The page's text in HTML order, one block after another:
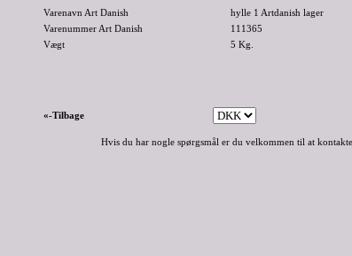
Varenavn Art Danish
hylle 1 Artdanish lager
Varenummer Art Danish
111365
Vægt
5 Kg.
«-Tilbage
Hvis du har nogle spørgsmål er du velkommen til at